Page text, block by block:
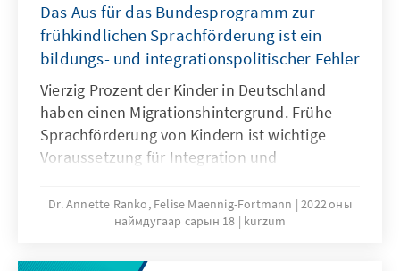
Das Aus für das Bundesprogramm zur
frühkindlichen Sprachförderung ist ein
bildungs- und integrationspolitischer Fehler
Vierzig Prozent der Kinder in Deutschland
haben einen Migrationshintergrund. Frühe
Sprachförderung von Kindern ist wichtige
Voraussetzung für Integration und
Bundesregierung, das Programm Sprach-Kitas
zu beenden, wird einem modernen
Dr. Annette Ranko, Felise Maennig-Fortmann
2022 оны
наймдугаар сарын 18
kurzum